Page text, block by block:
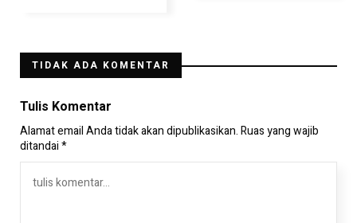
TIDAK ADA KOMENTAR
Tulis Komentar
Alamat email Anda tidak akan dipublikasikan.Ruas yang wajib
ditandai*